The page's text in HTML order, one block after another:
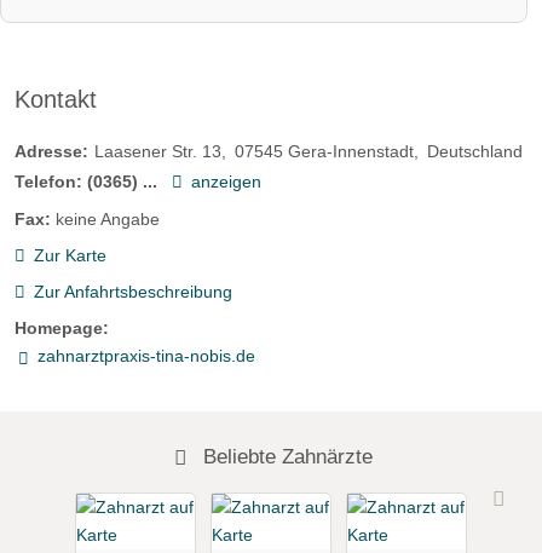
Kontakt
Adresse: Laasener Str. 13 07545 Gera-Innenstadt
Deutschland
Telefon: (0365) ...
anzeigen
Fax: keine Angabe
Zur Karte
Zur Anfahrtsbeschreibung
Homepage:
zahnarztpraxis-tina-nobis.de
Beliebte Zahnärzte